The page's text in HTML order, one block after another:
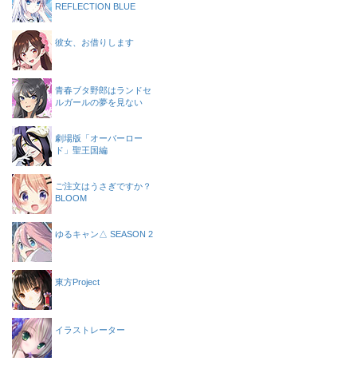
REFLECTION BLUE
彼女、お借りします
青春ブタ野郎はランドセ
ルガールの夢を見ない
劇場版「オーバーロー
ド」聖王国編
ご注文はうさぎですか？
BLOOM
ゆるキャン△ SEASON 2
東方Project
イラストレーター